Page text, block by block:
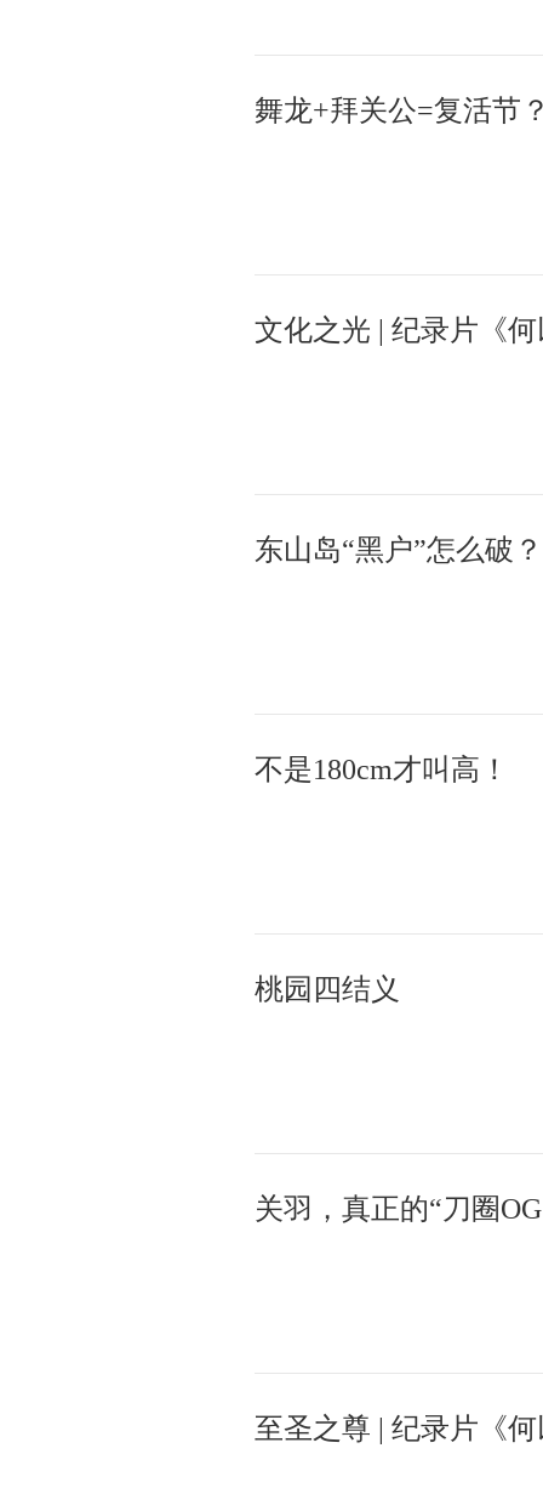
舞龙+拜关公=复活节
文化之光 | 纪录片《
东山岛“黑户”怎么破
不是180cm才叫高！
桃园四结义
关羽，真正的“刀圈
至圣之尊 | 纪录片《